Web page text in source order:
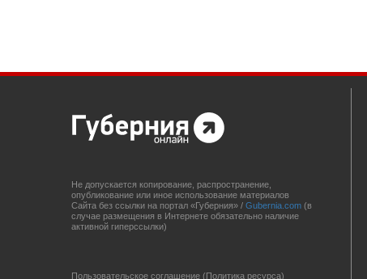
Не допускается копирование, распространение,
опубликование или иное использование материалов
Сайта без ссылки на портал «Губерния» / Gubernia.com (в
случае размещения в Интернете обязательно наличие
активной гиперссылки)
Пользовательское соглашение (Политика ресурса)